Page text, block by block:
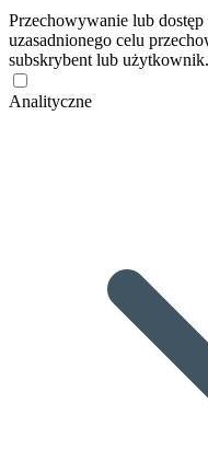
Przechowywanie lub
uzasadnionego celu
subskrybent lub użytkownik.
Analityczne